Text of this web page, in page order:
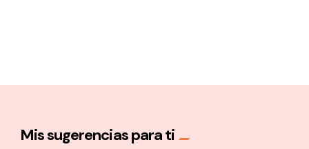
Mis sugerencias para ti